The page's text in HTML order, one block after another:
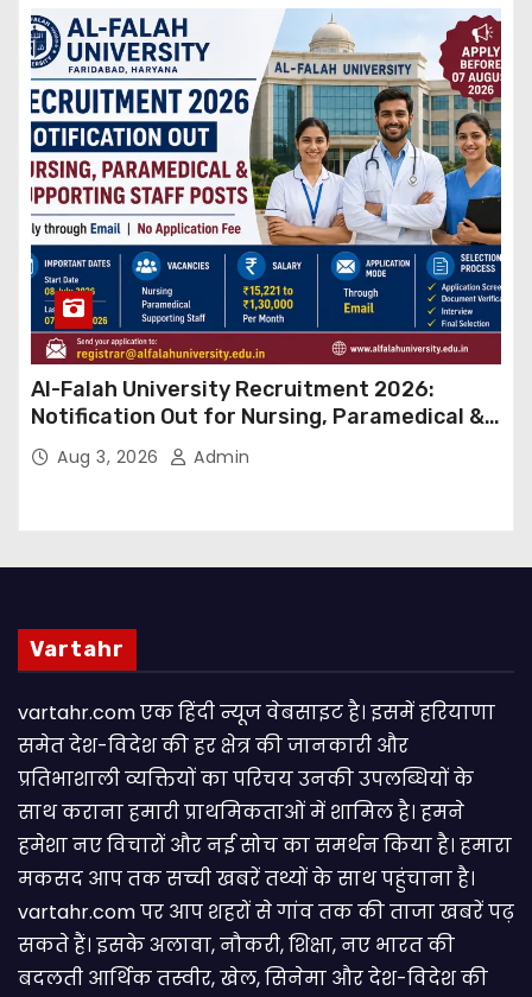
Al-Falah University Recruitment 2026:
Notification Out for Nursing, Paramedical &
Supporting Staff Posts, Apply Through Email
Aug 3, 2026 Admin
Vartahr
vartahr.com एक हिंदी न्यूज वेबसाइट है। इसमें हरियाणा
समेत देश-विदेश की हर क्षेत्र की जानकारी और
प्रतिभाशाली व्यक्तियों का परिचय उनकी उपलब्धियों के
साथ कराना हमारी प्राथमिकताओं में शामिल है। हमने
हमेशा नए विचारों और नई सोच का समर्थन किया है। हमारा
मकसद आप तक सच्ची खबरें तथ्यों के साथ पहुंचाना है।
vartahr.com पर आप शहरों से गांव तक की ताजा खबरें पढ़
सकते हैं। इसके अलावा, नौकरी, शिक्षा, नए भारत की
बदलती आर्थिक तस्वीर, खेल, सिनेमा और देश-विदेश की